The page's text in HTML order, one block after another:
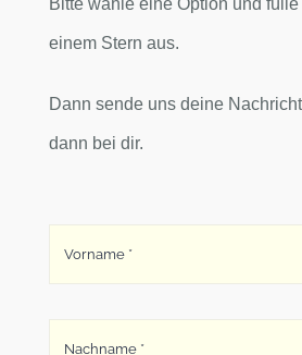
Bitte wähle eine Option und
einem Stern aus.
Dann sende uns deine
dann bei dir.